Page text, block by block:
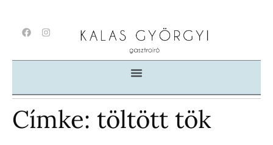
Címke: töltött tök